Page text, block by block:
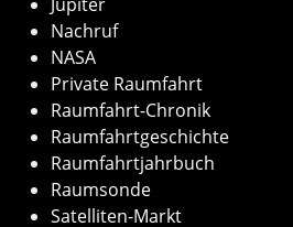
Nachruf
NASA
Private Raumfahrt
Raumfahrt-Chronik
Raumfahrtgeschichte
Raumfahrtjahrbuch
Raumsonde
Satelliten-Markt